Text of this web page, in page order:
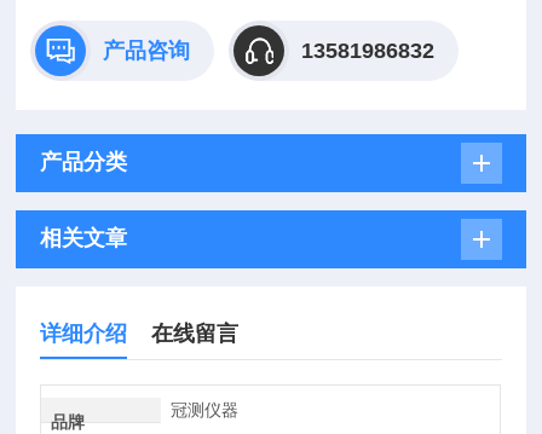
产品咨询 13581986832
产品分类
相关文章
详细介绍 在线留言
品牌
冠测仪器